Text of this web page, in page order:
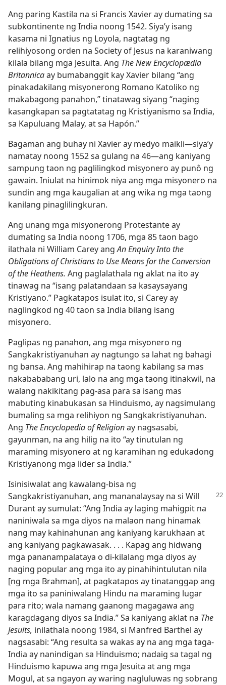
Ang paring Kastila na si Francis Xavier ay dumating sa
subkontinente ng India noong 1542. Siya’y isang
kasama ni Ignatius ng Loyola, nagtatag ng
relihiyosong orden na Society of Jesus na karaniwang
kilala bilang mga Jesuita. Ang The New Encyclopædia
Britannicaay bumabanggit kay Xavier bilang “ang
pinakadakilang misyonerong Romano Katoliko ng
makabagong panahon,” tinatawag siyang “naging
kasangkapan sa pagtatatag ng Kristiyanismo sa India,
sa Kapuluang Malay, at sa Hapón.”
Bagaman ang buhay ni Xavier ay medyo maikli​—siya’y
namatay noong 1552 sa gulang na 46​—ang kaniyang
sampung taon ng paglilingkod misyonero ay punô ng
gawain. Iniulat na hinimok niya ang mga misyonero na
sundin ang mga kaugalian at ang wika ng mga taong
kanilang pinaglilingkuran.
Ang unang mga misyonerong Protestante ay
dumating sa India noong 1706, mga 85 taon bago
ilathala ni William Carey angAn Enquiry Into the
Obligations of Christians to Use Means for the Conversion
of the Heathens. Ang paglalathala ng aklat na ito ay
tinawag na “isang palatandaan sa kasaysayang
Kristiyano.” Pagkatapos isulat ito, si Carey ay
naglingkod ng 40 taon sa India bilang isang
misyonero.
Paglipas ng panahon, ang mga misyonero ng
Sangkakristiyanuhan ay nagtungo sa lahat ng bahagi
ng bansa. Ang mahihirap na taong kabilang sa mas
nakabababang uri, lalo na ang mga taong itinakwil, na
walang nakikitang pag-asa para sa isang mas
mabuting kinabukasan sa Hinduismo, ay nagsimulang
bumaling sa mga relihiyon ng Sangkakristiyanuhan.
Ang The Encyclopedia of Religionay nagsasabi,
gayunman, na ang hilig na ito “ay tinutulan ng
maraming misyonero at ng karamihan ng edukadong
Kristiyanong mga lider sa India.”
Isinisiwalat ang kawalang-bisa ng
Sangkakristiyanuhan, ang mananalaysay na si Will
Durant ay sumulat: “Ang India ay laging mahigpit na
naniniwala sa mga diyos na malaon nang hinamak
nang may kahinahunan ang kaniyang karukhaan at
ang kaniyang pagkawasak. . . . Kapag ang hidwang
mga pananampalataya o di-kilalang mga diyos ay
naging popular ang mga ito ay pinahihintulutan nila
[ng mga Brahman], at pagkatapos ay tinatanggap ang
mga ito sa paniniwalang Hindu na maraming lugar
para rito; wala namang gaanong magagawa ang
karagdagang diyos sa India.” Sa kaniyang aklat na The
Jesuits, inilathala noong 1984, si Manfred Barthel ay
nagsasabi: “Ang resulta sa wakas ay na ang mga taga-
India ay nanindigan sa Hinduismo; nadaig sa tagal ng
Hinduismo kapuwa ang mga Jesuita at ang mga
Mogul, at sa ngayon ay waring nagluluwas ng sobrang